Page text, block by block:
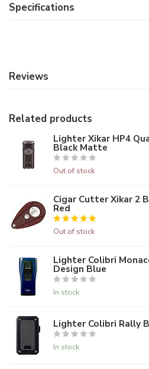
Specifications
Reviews
Related products
Lighter Xikar HP4
Black Matte
Out of stock
Cigar Cutter Xikar 2
Red
Out of stock
Lighter Colibri
Design Blue
In stock
Lighter Colibri Rally
In stock